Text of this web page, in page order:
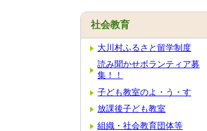
社会教育
大川村ふるさと留学制度
読み聞かせボランティア募
集！！
子ども教室のよ・う・す
放課後子ども教室
組織・社会教育団体等